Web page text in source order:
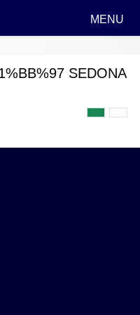
MENU
SEDONA